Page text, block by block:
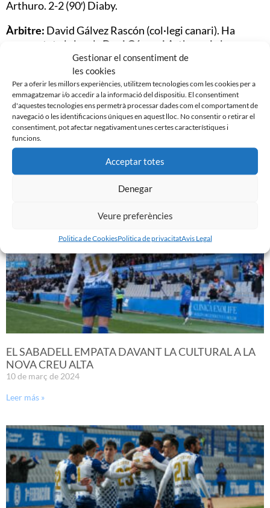
Gestionar el consentiment de
les cookies
Per a oferir les millors experiències, utilitzem tecnologies com les cookies per a
emmagatzemar i/o accedir a la informació del dispositiu. El consentiment
d'aquestes tecnologies ens permetrà processar dades com el comportament de
navegació o les identificacions úniques en aquest lloc. No consentir o retirar el
consentiment, pot afectar negativament unes certes característiques i
funcions.
Acceptar totes
Denegar
Veure preferències
Politica de CookiesPolitica de privacitatAvis Legal
Arthuro. 2-2 (90′) Diaby.
Àrbitre: David Gálvez Rascón (col·legi canari). Ha
amonestat els locals Dani Gómez i Arthuro; i els
visitants Éric Montes, Romero, Álamo i Estellés.
Estadi:Nova Creu Alta. 1.957 espectadors.
Imatge: Sandra Dihör.
Noticias Relacionadas
EL SABADELL EMPATA DAVANT LA CULTURAL A LA
NOVA CREU ALTA
10 de març de 2024
Leer más »